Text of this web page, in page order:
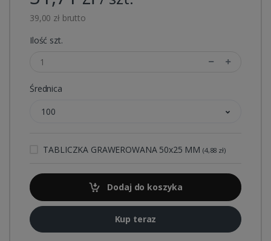
39,00 zł brutto
Ilość szt.
Średnica
100
TABLICZKA GRAWEROWANA 50x25 MM (4,88 zł)
Dodaj do koszyka
Kup teraz